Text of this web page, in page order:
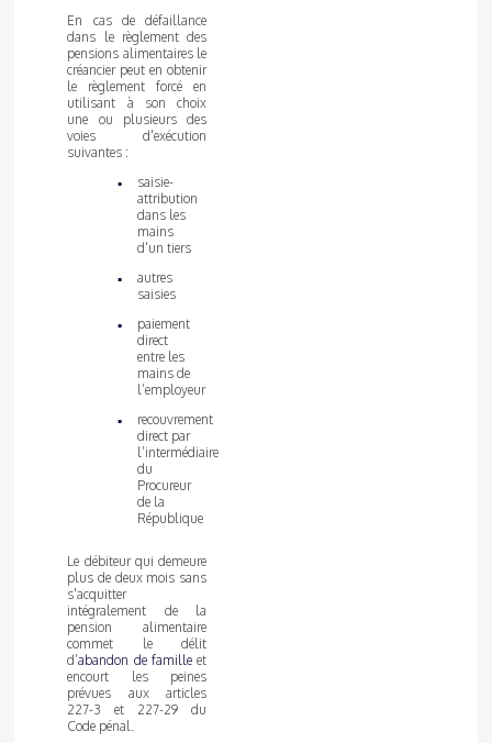
En cas de défaillance
dans le règlement des
pensions alimentaires le
créancier peut en obtenir
le règlement forcé en
utilisant à son choix
une ou plusieurs des
voies d'exécution
suivantes :
saisie-
attribution
dans les
mains
d'un tiers
autres
saisies
paiement
direct
entre les
mains de
l’employeur
recouvrement
direct par
l’intermédiaire
du
Procureur
de la
République
Le débiteur qui demeure
plus de deux mois sans
s'acquitter
intégralement de la
pension alimentaire
commet le délit
d’abandon de familleet
encourt les peines
prévues aux articles
227-3 et 227-29 du
Code pénal.